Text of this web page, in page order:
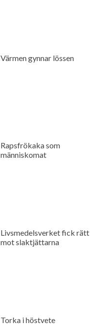
Värmen gynnar lössen
Rapsfrökaka som
människomat
Livsmedelsverket fick rätt
mot slaktjättarna
Torka i höstvete